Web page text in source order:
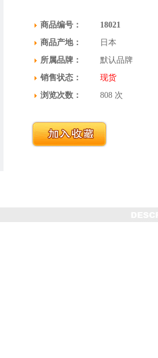
商品编号：
18021
商品产地：
日本
所属品牌：
默认品牌
销售状态：
现货
浏览次数：
808 次